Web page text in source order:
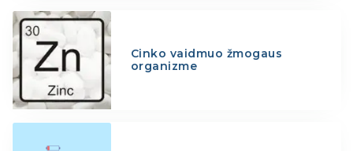
Cinko vaidmuo žmogaus
organizme